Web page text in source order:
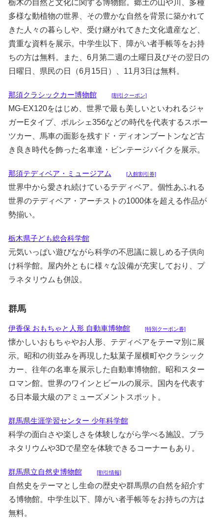
栃木の自然と文化に関する博物館。郷土の山や川、多種
多様な動植物の世界、その豊かな自然を背景に築かれて
きた人々の暮らしや、受け継がれてきた文化遺産など、
貴重な資料を展示。中学生以下、障がい者手帳等をお持
ちの方は無料。また、6月第二週の土曜日及びその翌日の
日曜日、県民の日（6月15日）、11月3日は無料。
那須クラシックカー博物館 [割引クーポン]
MG-EX120をはじめ、世界で最も美しいといわれるジャ
ガーEタイプ、ポルシェ356などの時代を代表するスポー
ツカー、馬車の面影を残すド・ディオンブートンなど古
き良き時代を飾った名車達・ビンテージバイクを展示。
那須テディベア・ミュージアム [入館割引券]
世界中から愛され続けているテディベア。個性あふれる
世界のテディベア・アーチストの1000体を超える作品が
勢揃い。
栃木県子ども総合科学館
元気いっぱい遊びながら科学の不思議に親しめる子供向
け科学館。屋内外ともに様々な設備が充実しており、プ
ラネタリウムも併設。
群馬
伊香保 おもちゃと人形 自動車博物館 [特別クーポン券]
懐かしいおもちゃやお人形、テディベアをテーマ別に展
示。昭和の街並みを再現した駄菓子屋横町やクラシック
カー、往年の名車を展示した自動車博物館。昭和スター
ロマン館。世界のワインとビールの展示。国内を代表す
る日本最大級のアミューズメントスポット。
群馬県生涯学習センター 少年科学館
科学の面白さや楽しさを体験しながら学べる施設。プラ
ネタリウムや3Dで星空を体験できるコーナーもあり。
群馬県立自然史博物館 [割引情報]
自然史をテーマとし生命の歴史や群馬県の自然を紹介す
る博物館。中学生以下、障がい者手帳等をお持ちの方は
無料。